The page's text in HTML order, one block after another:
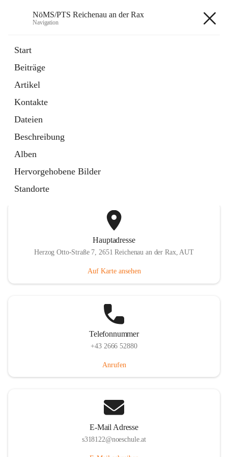
NöMS/PTS Reichenau an der Rax
Navigation
Start
Beiträge
Artikel
Kontakte
Dateien
Beschreibung
Alben
Hervorgehobene Bilder
Standorte
Hans Lanner Regionalmusik Schulverband
öffnet
in
neuem
Tab
Externe Webseite
in
Tab
Hauptadresse
Herzog Otto-Straße 7, 2651 Reichenau an der Rax, AUT
Auf Karte ansehen
Telefonnummer
+43 2666 52880
Anrufen
E-Mail Adresse
s318122@noeschule.at